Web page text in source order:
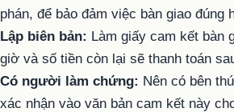
phán, để bảo đảm việc bàn giao đúng
Lập biên bản: Làm giấy cam kết bàn
giờ và số tiền còn lại sẽ thanh toán
Có người làm chứng: Nên có bên
xác nhận vào văn bản cam kết này